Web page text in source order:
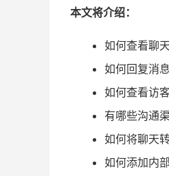
本文将介绍：
如何查看聊
如何回复消息
如何查看访
有哪些沟通
如何将聊天
如何添加内